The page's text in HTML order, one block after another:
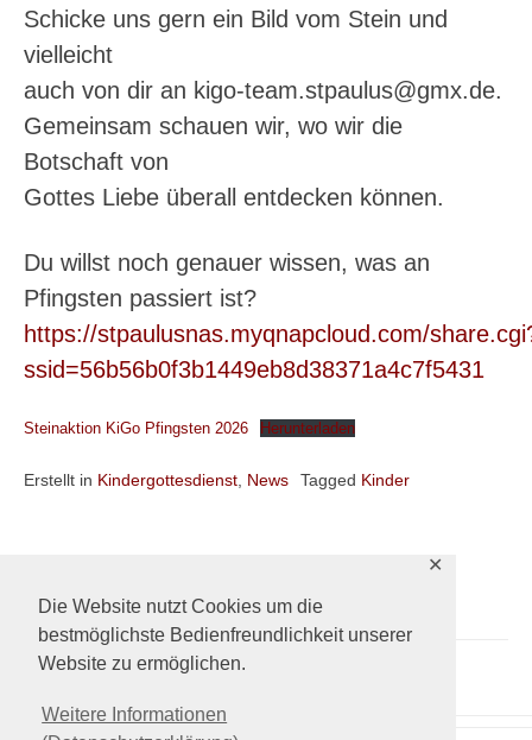
Die Website nutzt Cookies um die
bestmöglichste Bedienfreundlichkeit unserer
Website zu ermöglichen.
Weitere Informationen
✕
Schicke uns gern ein Bild vom Stein und
vielleicht
auch von dir an kigo-team.stpaulus@gmx.de.
Gemeinsam schauen wir, wo wir die
Botschaft von
Gottes Liebe überall entdecken können.
Du willst noch genauer wissen, was an
Pfingsten passiert ist?
https://stpaulusnas.myqnapcloud.com/
ssid=56b56b0f3b1449eb8d38371a4c7f5431
Steinaktion KiGo Pfingsten 2026 Herunterladen
Erstellt in Kindergottesdienst, News Tagged Kinder